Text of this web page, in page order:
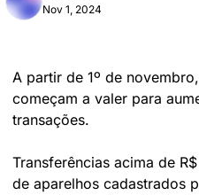
Nov 1, 2024
A partir de 1º de
começam a valer para
transações.
Transferências acima de
de aparelhos cadastrados